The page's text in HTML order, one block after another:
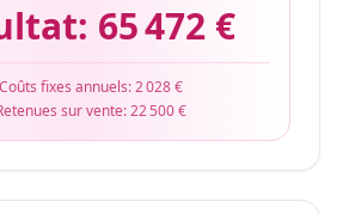
65 472 €
Coûts fixes annuels:2 028 €
sur vente:22 500 €